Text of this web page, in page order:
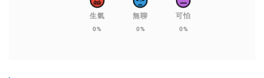
生氣
0%
無聊
0%
可怕
0%